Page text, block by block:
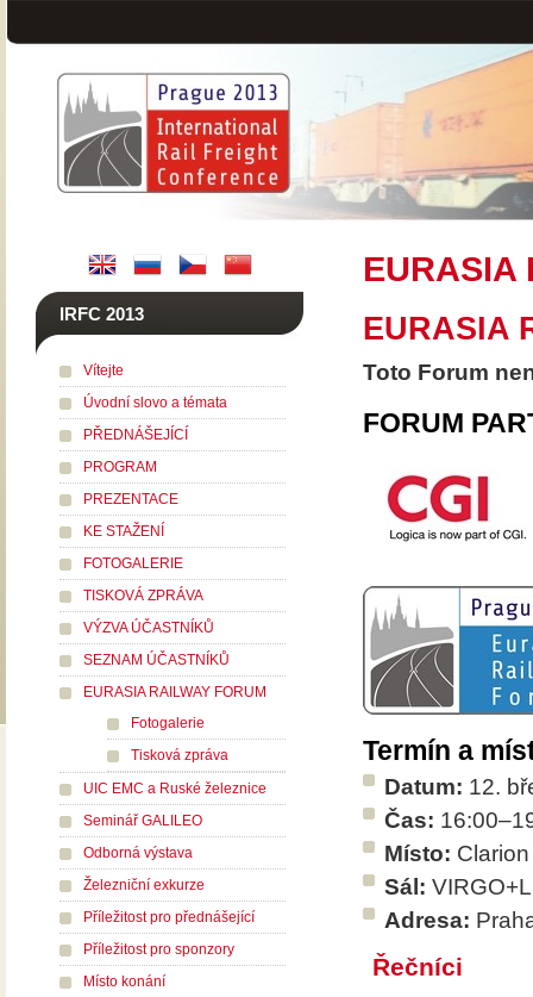
IRFC 2013
Vítejte
Úvodní slovo a témata
PŘEDNÁŠEJÍCÍ
PROGRAM
PREZENTACE
KE STAŽENÍ
FOTOGALERIE
TISKOVÁ ZPRÁVA
VÝZVA ÚČASTNÍKŮ
SEZNAM ÚČASTNÍKŮ
EURASIA RAILWAY FORUM
Fotogalerie
Tisková zpráva
UIC EMC a Ruské železnice
Seminář GALILEO
Odborná výstava
Železniční exkurze
Příležitost pro přednášející
Příležitost pro sponzory
Místo konání
EURASIA
EURASIA
Toto Forum
FORUM
Termín a
Datum: 12.
Čas:
Místo:
Sál:
Adresa:
Řečníci